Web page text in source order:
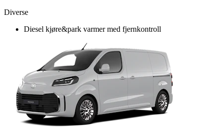
Diverse
Diesel kjøre&park varmer med fjernkontroll